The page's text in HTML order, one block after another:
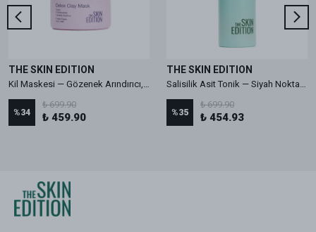
THE SKIN EDITION
Kil Maskesi — Gözenek Arındırıcı, Siyah Nokta Karşıtı 50 mL
%34
₺ 699.90
₺ 459.90
THE SKIN EDITION
Salisilik Asit Tonik — Siyah Nokta Karşıtı, Gözenek Sıkılaştırıcı 200 mL
%35
₺ 699.90
₺ 454.93